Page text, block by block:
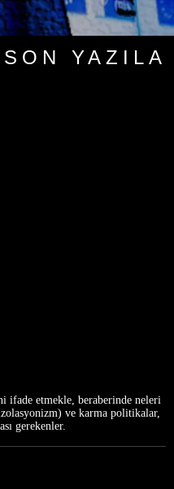
ifade etmekle, beraberinde neleri
ve karma politikalar,
gerekenler.